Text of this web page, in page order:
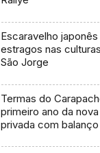
Escaravelho
estragos nas
São Jorge
Termas do
primeiro ano da
privada com